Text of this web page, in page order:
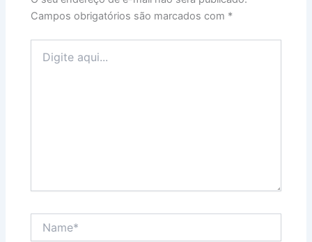
Campos obrigatórios são marcados com *
aqui...